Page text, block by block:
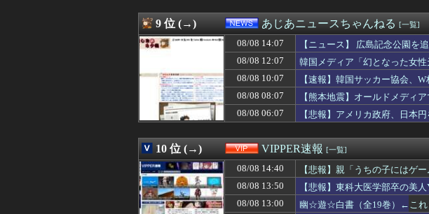
08/08 13:55
中国SNS「アニメの世界が現実に」日本の高
08/08 13:50
【ヤバ過ぎ】有名生き物YouTuber、不倫相
08/08 13:50
【悲報】東科大医学部卒の美人YouTuber、
SES10年目のワイ、転職するか迷う
誤って脳幹を摘出された女性､重篤な植物状
08/08 13:47
令和八年八月八日、役所窓口には朝から婚
08/08 13:45
【炎上】38歳の現役格闘家さん「批判覚悟で
08/08 13:45
お弁当の思い出
08/08 13:45
SES10年目のワイ、転職するか迷う
08/08 13:41
【朗報】元日テレ女子アナ脊山麻理子さん
08/08 13:40
【修羅場】母『久々に会わない？』俺「い
08/08 13:40
中国人の子供が溺れ、周りに助けを乞う父
08/08 13:40
【エロ画像】ビリー・アイリッシュ、マ○コ
08/08 13:40
こんなんで支持されると思ってんの？ 〜
08/08 13:39
嫁「そのLINE気持ち悪い！離婚して！」俺
9 位 (→) あじあニュースちゃんねる [一覧]
08/08 14:07
【ニュース】 広島記念公園を
08/08 12:07
韓国メディア「幻となった女
08/08 10:07
【速報】韓国サッカー協会、
08/08 08:07
【熊本地震】オールドメディ
08/08 06:07
【悲報】アメリカ政府、日本
10 位 (→) VIPPER速報 [一覧]
08/08 14:40
【悲報】親「うちの子にはゲ
08/08 13:50
【悲報】東科大医学部卒の美
08/08 13:00
幽☆遊☆白書（全19巻）←これ